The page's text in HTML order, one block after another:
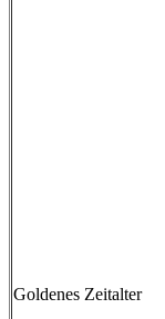
Goldenes Zeitalter